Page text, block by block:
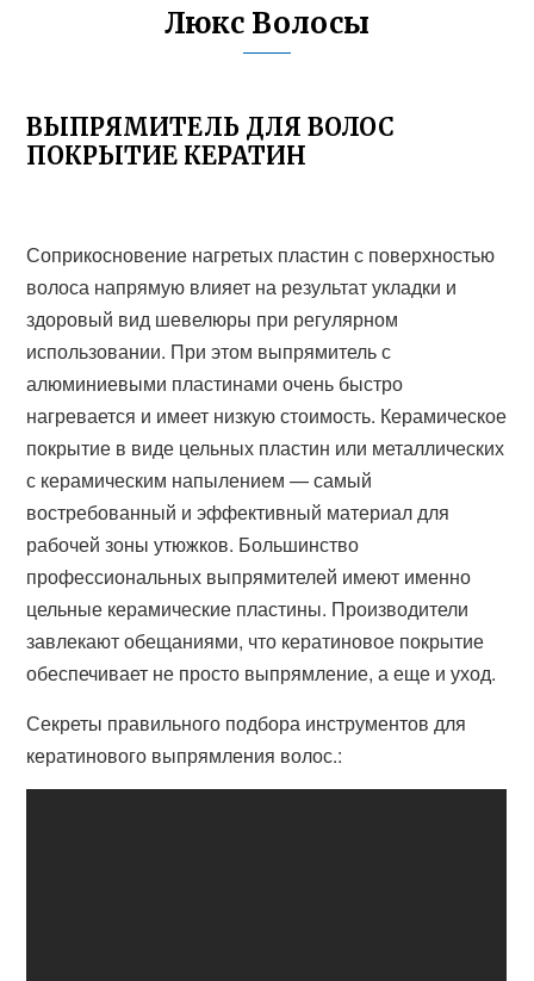
Люкс Волосы
ВЫПРЯМИТЕЛЬ ДЛЯ ВОЛОС
ПОКРЫТИЕ КЕРАТИН
Соприкосновение нагретых пластин с поверхностью
волоса напрямую влияет на результат укладки и
здоровый вид шевелюры при регулярном
использовании. При этом выпрямитель с
алюминиевыми пластинами очень быстро
нагревается и имеет низкую стоимость. Керамическое
покрытие в виде цельных пластин или металлических
с керамическим напылением — самый
востребованный и эффективный материал для
рабочей зоны утюжков. Большинство
профессиональных выпрямителей имеют именно
цельные керамические пластины. Производители
завлекают обещаниями, что кератиновое покрытие
обеспечивает не просто выпрямление, а еще и уход.
Секреты правильного подбора инструментов для
кератинового выпрямления волос.: